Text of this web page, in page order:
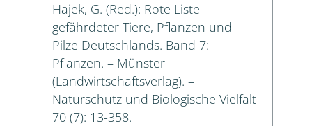
Hajek, G. (Red.): Rote Liste
gefährdeter Tiere, Pflanzen und
Pilze Deutschlands. Band 7:
Pflanzen. – Münster
(Landwirtschaftsverlag). –
Naturschutz und Biologische Vielfalt
70 (7): 13-358.